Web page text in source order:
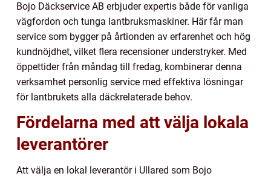
Bojo Däckservice AB erbjuder expertis både för vanliga
vägfordon och tunga lantbruksmaskiner. Här får man
service som bygger på årtionden av erfarenhet och hög
kundnöjdhet, vilket flera recensioner understryker. Med
öppettider från måndag till fredag, kombinerar denna
verksamhet personlig service med effektiva lösningar
för lantbrukets alla däckrelaterade behov.
Fördelarna med att välja lokala
leverantörer
Att välja en lokal leverantör i Ullared som Bojo